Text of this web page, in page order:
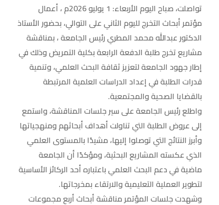
تواصلت، صباح اليوم الأربعاء: 1 يوليو 2026م ، أعمال
مؤتمر أبحاث التخرج لليوم الثاني على التوالي، بحضور الأستاذ
الدكتور عبدالله محمد المطري رئيس الجامعة ، بمناقشة
مشاريع تخرج طلبة الدفعة الرابعة بكلية التمريض وذلك في
إطار جهود الجامعة لتعزيز ثقافة البحث العلمي، وتنمية
قدرات الطلبة في إعداد الدراسات العلمية المرتبطة
بالقضايا الصحية والمجتمعية.
واطلع رئيس الجامعة على سير جلسات المناقشة، واستمع
إلى عروض الطلبة التي تناولت أهداف أبحاثهم ومنهجياتها
وأبرز النتائج التي توصلوا إليها، مشيدًا بالمستوى العلمي
الذي عكسته المشاريع البحثية، ومؤكدًا أن الجامعة
ماضية في دعم البحث العلمي باعتباره أحد الركائز الأساسية
لتطوير العملية التعليمية والارتقاء بمخرجاتها.
وشهدت جلسات المؤتمر مناقشة أبحاث أربع مجموعات